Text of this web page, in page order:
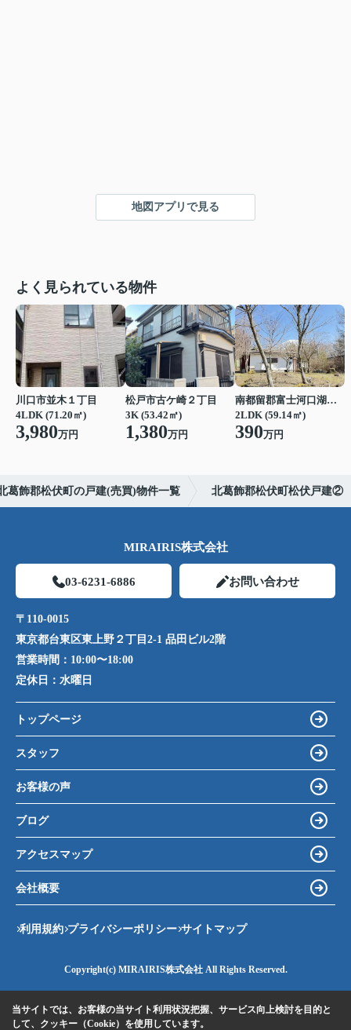
地図アプリで見る
よく見られている物件
川口市並木１丁目
4LDK (71.20㎡)
3,980万円
松戸市古ケ崎２丁目
3K (53.42㎡)
1,380万円
南都留郡富士河口湖町富士ヶ嶺
2LDK (59.14㎡)
390万円
葛飾郡松伏町の戸建(売買)物件一覧 北葛飾郡松伏町松伏戸建②
MIRAIRIS株式会社
03-6231-6886 お問い合わせ
〒110-0015
東京都台東区東上野２丁目2-1 品田ビル2階
営業時間： 10:00〜18:00
定休日： 水曜日
トップページ
スタッフ
お客様の声
ブログ
アクセスマップ
会社概要
利用規約 プライバシーポリシー サイトマップ
Copyright(c) MIRAIRIS株式会社 All Rights Reserved.
当サイトでは、お客様の当サイト利用状況把握、サービス向上検討を目的と
して、クッキー（Cookie）を使用しています。